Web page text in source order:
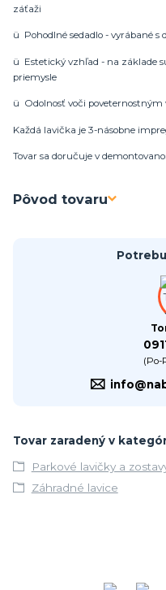
záťaži
ü Pohodlné sedadlo - vyrábané s
ü Estetický vzhľad - na základe
priemysle
ü Odolnosť voči poveternostným
Každá lavička je 3-násobne
Tovar sa doručuje v
Pôvod tovaru
(Po-
Tovar zaradený v
Parkové lavičky a
Záhradné lavice